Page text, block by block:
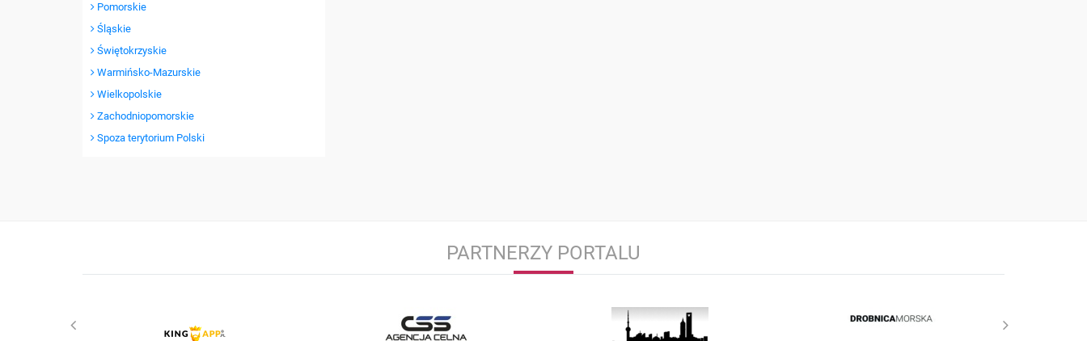
Pomorskie
Śląskie
Świętokrzyskie
Warmińsko-Mazurskie
Wielkopolskie
Zachodniopomorskie
Spoza terytorium Polski
PARTNERZY PORTALU